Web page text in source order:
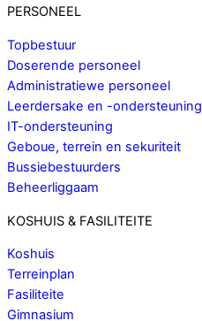
PERSONEEL
Topbestuur
Doserende personeel
Administratiewe personeel
Leerdersake en -ondersteuning
IT-ondersteuning
Geboue, terrein en sekuriteit
Bussiebestuurders
Beheerliggaam
KOSHUIS & FASILITEITE
Koshuis
Terreinplan
Fasiliteite
Gimnasium